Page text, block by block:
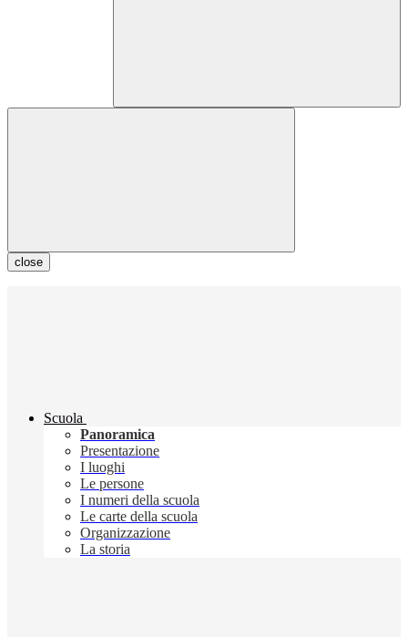
close
Scuola
Panoramica
Presentazione
I luoghi
Le persone
I numeri della scuola
Le carte della scuola
Organizzazione
La storia